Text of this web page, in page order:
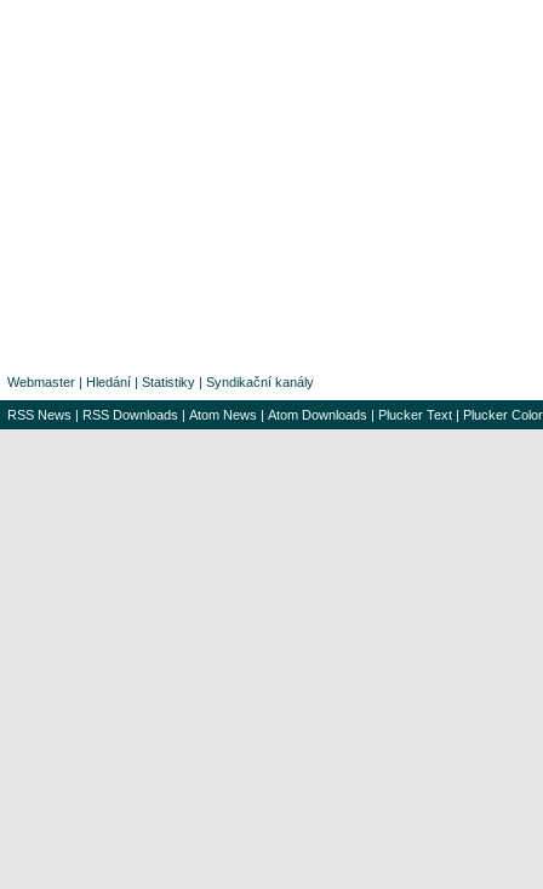
Webmaster | Hledání | Statistiky | Syndikační kanály
RSS News | RSS Downloads | Atom News | Atom Downloads | Plucker Text | Plucker Color